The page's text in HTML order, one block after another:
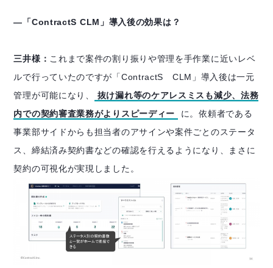
―「ContractS CLM」導入後の効果は？
三井様： これまで案件の割り振りや管理を手作業に近いレベ
ルで行っていたのですが「ContractS CLM」導入後は一元
管理が可能になり、
抜け漏れ等のケアレスミスも減少、法務
内での契約審査業務がよりスピーディー
に。依頼者である
事業部サイドからも担当者のアサインや案件ごとのステータ
ス、締結済み契約書などの確認を行えるようになり、まさに
契約の可視化が実現しました。